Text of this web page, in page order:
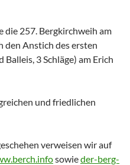
die 257. Bergkirchweih am
den Anstich des ersten
Balleis, 3 Schläge) am Erich
und friedlichen
verweisen wir auf
sowieder-berg-